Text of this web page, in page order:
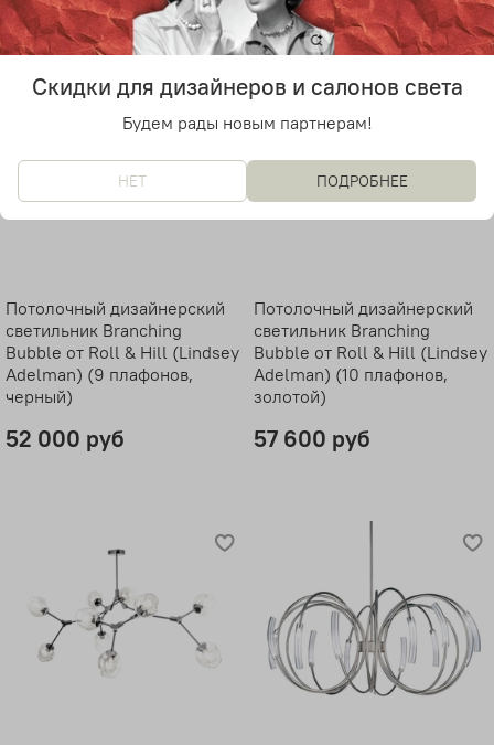
Потолочный дизайнерский
светильник Branching
Bubble от Roll & Hill (Lindsey
Adelman) (9 плафонов,
черный)
52 000 руб
Потолочный дизайнерский
светильник Branching
Bubble от Roll & Hill (Lindsey
Adelman) (10 плафонов,
золотой)
57 600 руб
Скидки для дизайнеров и салонов света
Будем рады новым партнерам!
НЕТ ПОДРОБНЕЕ